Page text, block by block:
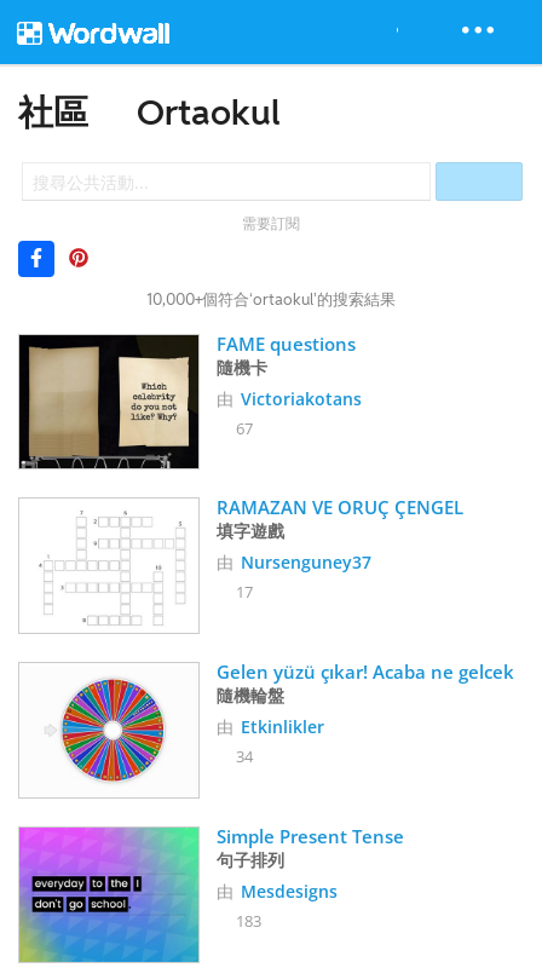
社區 Ortaokul
需要訂閱
10,000+個符合‘ortaokul’的搜索結果
FAME questions
隨機卡
由 Victoriakotans
67
填字遊戲
由 Nursenguney37
17
Gelen yüzü çıkar! Acaba ne gelcek
隨機輪盤
由 Etkinlikler
34
Simple Present Tense
句子排列
由 Mesdesigns
183